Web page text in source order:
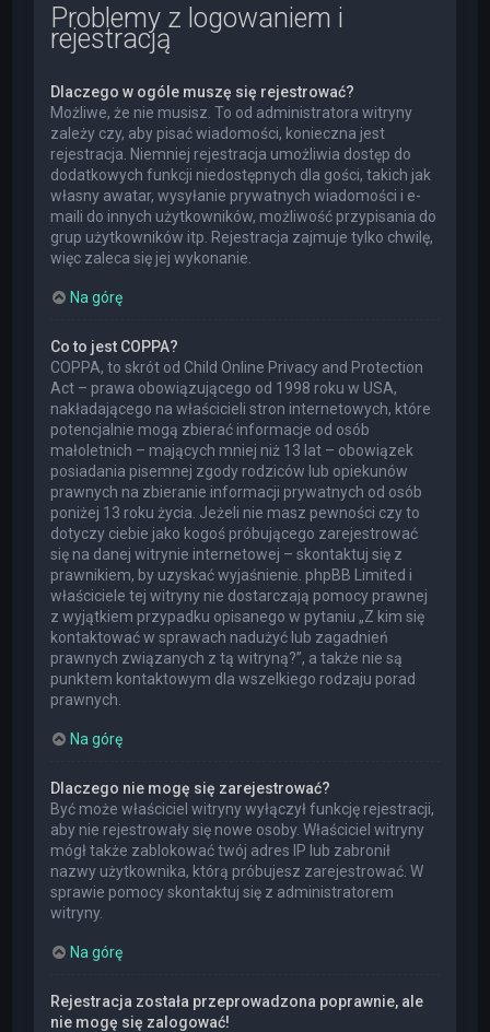
Problemy z logowaniem i
rejestracją
Dlaczego w ogóle muszę się rejestrować?
Możliwe, że nie musisz. To od administratora witryny
zależy czy, aby pisać wiadomości, konieczna jest
rejestracja. Niemniej rejestracja umożliwia dostęp do
dodatkowych funkcji niedostępnych dla gości, takich jak
własny awatar, wysyłanie prywatnych wiadomości i e-
maili do innych użytkowników, możliwość przypisania do
grup użytkowników itp. Rejestracja zajmuje tylko chwilę,
więc zaleca się jej wykonanie.
Na górę
Co to jest COPPA?
COPPA, to skrót od Child Online Privacy and Protection
Act – prawa obowiązującego od 1998 roku w USA,
nakładającego na właścicieli stron internetowych, które
potencjalnie mogą zbierać informacje od osób
małoletnich – mających mniej niż 13 lat – obowiązek
posiadania pisemnej zgody rodziców lub opiekunów
prawnych na zbieranie informacji prywatnych od osób
poniżej 13 roku życia. Jeżeli nie masz pewności czy to
dotyczy ciebie jako kogoś próbującego zarejestrować
się na danej witrynie internetowej – skontaktuj się z
prawnikiem, by uzyskać wyjaśnienie. phpBB Limited i
właściciele tej witryny nie dostarczają pomocy prawnej
z wyjątkiem przypadku opisanego w pytaniu „Z kim się
kontaktować w sprawach nadużyć lub zagadnień
prawnych związanych z tą witryną?”, a także nie są
punktem kontaktowym dla wszelkiego rodzaju porad
prawnych.
Na górę
Dlaczego nie mogę się zarejestrować?
Być może właściciel witryny wyłączył funkcję rejestracji,
aby nie rejestrowały się nowe osoby. Właściciel witryny
mógł także zablokować twój adres IP lub zabronił
nazwy użytkownika, którą próbujesz zarejestrować. W
sprawie pomocy skontaktuj się z administratorem
witryny.
Na górę
Rejestracja została przeprowadzona poprawnie, ale
nie mogę się zalogować!